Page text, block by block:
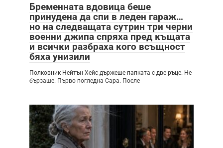
Бременната вдовица беше
принудена да спи в леден гараж…
но на следващата сутрин три черни
военни джипа спряха пред къщата
и всички разбраха кого всъщност
бяха унизили
Полковник Нейтън Хейс държеше папката с две ръце. Не
бързаше. Първо погледна Сара. После